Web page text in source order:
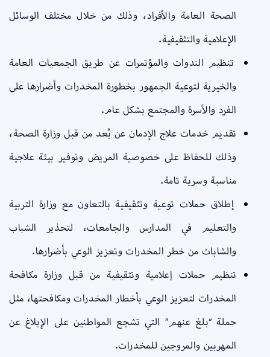
الصحة العامة والأفراد، وذلك من خلال مختلف الوسائل
الإعلامية والتثقيفية.
تنظيم الندوات والمؤتمرات عن طريق الجمعيات العامة
والخيرية لتوعية الجمهور بخطورة المخدرات وأضرارها على
الفرد والأسرة والمجتمع بشكل عام.
تقديم خدمات علاج الإدمان عن بُعد من قبل وزارة الصحة،
وذلك للحفاظ على خصوصية المريض وتوفير بيئة علاجية
مناسبة وسرية تامة.
إطلاق حملات توعية وتثقيفية بالتعاون مع وزارة التربية
والتعليم في المدارس والجامعات، لتحذير الشباب
والشابات من خطر المخدرات وتعزيز الوعي بأضرارها.
تنظيم حملات إعلامية وتثقيفية من قبل وزارة مكافحة
المخدرات لتعزيز الوعي بأخطار المخدرات ومكافحتها، مثل
حملة “بلغ عنهم” التي تشجع المواطنين على الإبلاغ عن
المهربين والمروجين للمخدرات.